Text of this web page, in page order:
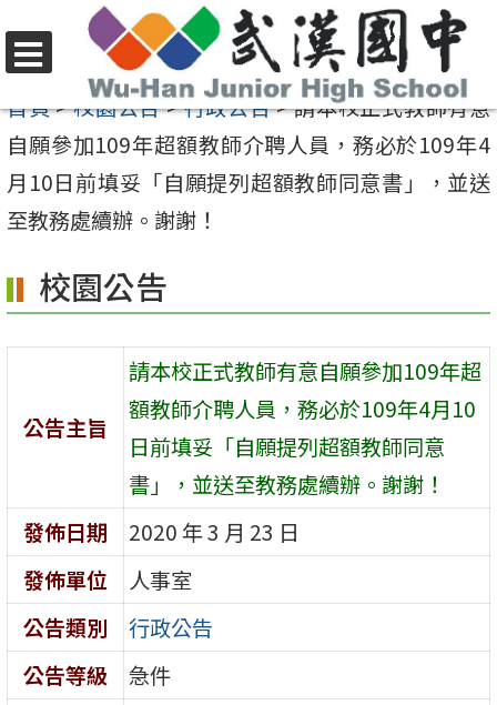
至
要
內
容
選
單
首頁>校園公告>行政公告>請本校正式教師有意
自願參加109年超額教師介聘人員，務必於109年4
月10日前填妥「自願提列超額教師同意書」，並送
至教務處續辦。謝謝！
校園公告
公告主旨
請本校正式教師有意自願參加109年超
額教師介聘人員，務必於109年4月10
日前填妥「自願提列超額教師同意
書」，並送至教務處續辦。謝謝！
發佈日期
2020 年 3 月 23 日
發佈單位
人事室
公告類別
行政公告
公告等級
急件